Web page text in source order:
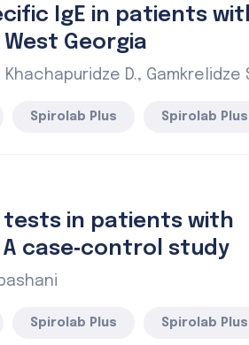
IgE in patients
Georgia
D., Gamkrelidze
Spirolab Plus Spirolab Plus
in patients with
A case‑control study
Spirolab Plus Spirolab Plus